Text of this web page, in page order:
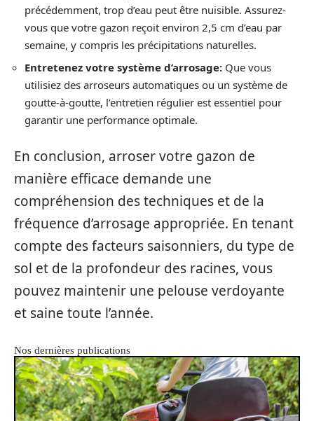
précédemment, trop d’eau peut être nuisible. Assurez-
vous que votre gazon reçoit environ 2,5 cm d’eau par
semaine, y compris les précipitations naturelles.
Entretenez votre système d’arrosage: Que vous
utilisiez des arroseurs automatiques ou un système de
goutte-à-goutte, l’entretien régulier est essentiel pour
garantir une performance optimale.
En conclusion, arroser votre gazon de
manière efficace demande une
compréhension des techniques et de la
fréquence d’arrosage appropriée. En tenant
compte des facteurs saisonniers, du type de
sol et de la profondeur des racines, vous
pouvez maintenir une pelouse verdoyante
et saine toute l’année.
Nos dernières publications